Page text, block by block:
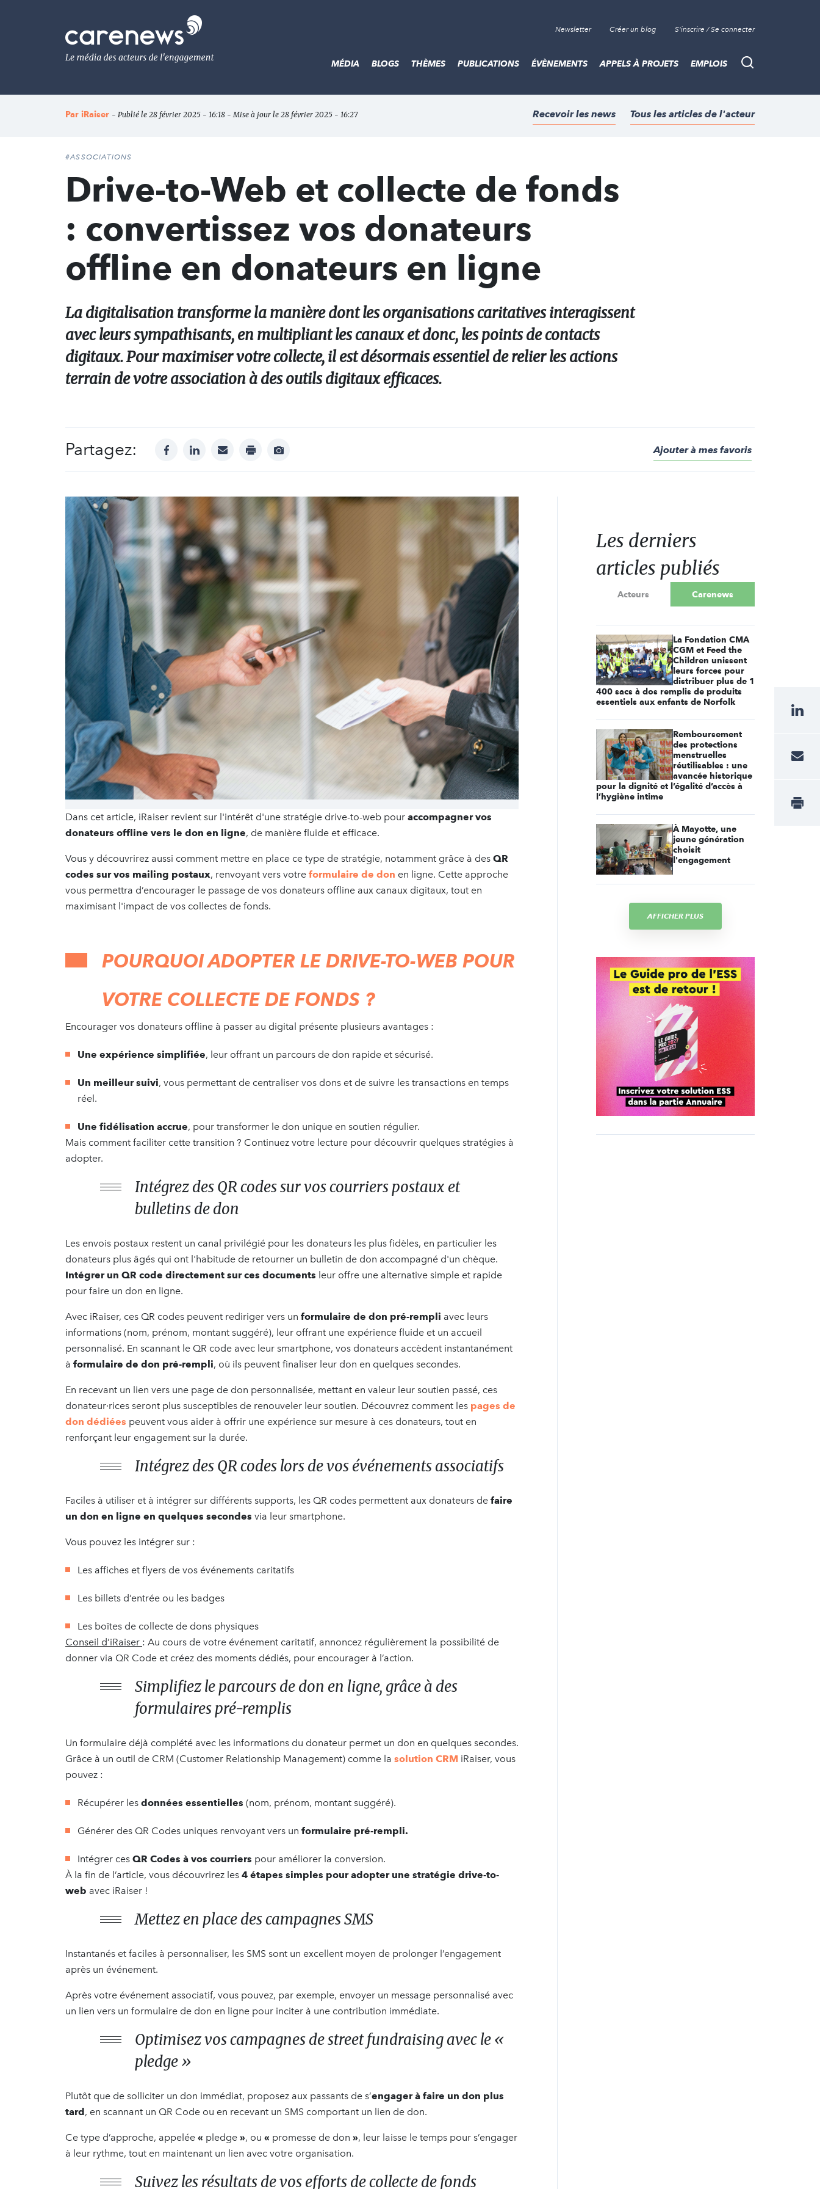
Le
média
de
l'engagement
Newsletter Créer un blog S'inscrire / Se connecter
Recherche
MÉDIA BLOGS THÈMES PUBLICATIONS ÉVÈNEMENTS APPELS À PROJETS EMPLOIS
Par iRaiser - Publié le 28 février 2025 - 16:18 - Mise à jour le 28 février 2025 - 16:27 Recevoir les news Tous les articles de l'acteur
#ASSOCIATIONS
Drive-to-Web et collecte de fonds
: convertissez vos donateurs
offline en donateurs en ligne
La digitalisation transforme la manière dont les organisations caritatives interagissent
avec leurs sympathisants, en multipliant les canaux et donc, les points de contacts
digitaux. Pour maximiser votre collecte, il est désormais essentiel de relier les actions
terrain de votre association à des outils digitaux efficaces.
Partagez: facebooklinkedinmail print
Afficher
Ajouter à mes favoris
Dans cet article, iRaiser revient sur l'intérêt d'une stratégie drive-to-web pour accompagner vos
donateurs offline vers le don en ligne, de manière fluide et efficace.
Vous y découvrirez aussi comment mettre en place ce type de stratégie, notamment grâce à des QR
codes sur vos mailing postaux, renvoyant vers votre formulaire de don en ligne. Cette approche
vous permettra d’encourager le passage de vos donateurs offline aux canaux digitaux, tout en
maximisant l'impact de vos collectes de fonds.
POURQUOI ADOPTER LE DRIVE-TO-WEB POUR
VOTRE COLLECTE DE FONDS ?
Encourager vos donateurs offline à passer au digital présente plusieurs avantages :
Une expérience simplifiée, leur offrant un parcours de don rapide et sécurisé.
Un meilleur suivi, vous permettant de centraliser vos dons et de suivre les transactions en temps
réel.
Une fidélisation accrue, pour transformer le don unique en soutien régulier.
Mais comment faciliter cette transition ? Continuez votre lecture pour découvrir quelques stratégies à
adopter.
Intégrez des QR codes sur vos courriers postaux et
bulletins de don
Les envois postaux restent un canal privilégié pour les donateurs les plus fidèles, en particulier les
donateurs plus âgés qui ont l'habitude de retourner un bulletin de don accompagné d'un chèque.
Intégrer un QR code directement sur ces documents leur offre une alternative simple et rapide
pour faire un don en ligne.
Avec iRaiser, ces QR codes peuvent rediriger vers un formulaire de don pré-rempli avec leurs
informations (nom, prénom, montant suggéré), leur offrant une expérience fluide et un accueil
personnalisé. En scannant le QR code avec leur smartphone, vos donateurs accèdent instantanément
à formulaire de don pré-rempli, où ils peuvent finaliser leur don en quelques secondes.
En recevant un lien vers une page de don personnalisée, mettant en valeur leur soutien passé, ces
donateur·rices seront plus susceptibles de renouveler leur soutien. Découvrez comment les pages de
don dédiées peuvent vous aider à offrir une expérience sur mesure à ces donateurs, tout en
renforçant leur engagement sur la durée.
Intégrez des QR codes lors de vos événements associatifs
Faciles à utiliser et à intégrer sur différents supports, les QR codes permettent aux donateurs de faire
un don en ligne en quelques secondes via leur smartphone.
Vous pouvez les intégrer sur :
Les affiches et flyers de vos événements caritatifs
Les billets d’entrée ou les badges
Les boîtes de collecte de dons physiques
Conseil d’iRaiser : Au cours de votre événement caritatif, annoncez régulièrement la possibilité de
donner via QR Code et créez des moments dédiés, pour encourager à l’action.
Simplifiez le parcours de don en ligne, grâce à des
formulaires pré-remplis
Un formulaire déjà complété avec les informations du donateur permet un don en quelques secondes.
Grâce à un outil de CRM (Customer Relationship Management) comme la solution CRM iRaiser, vous
pouvez :
Récupérer les données essentielles (nom, prénom, montant suggéré).
Générer des QR Codes uniques renvoyant vers un formulaire pré-rempli.
Intégrer ces QR Codes à vos courriers pour améliorer la conversion.
À la fin de l’article, vous découvrirez les 4 étapes simples pour adopter une stratégie drive-to-
web avec iRaiser !
Mettez en place des campagnes SMS
Instantanés et faciles à personnaliser, les SMS sont un excellent moyen de prolonger l’engagement
après un événement.
Après votre événement associatif, vous pouvez, par exemple, envoyer un message personnalisé avec
un lien vers un formulaire de don en ligne pour inciter à une contribution immédiate.
Optimisez vos campagnes de street fundraising avec le «
pledge »
Plutôt que de solliciter un don immédiat, proposez aux passants de s’engager à faire un don plus
tard, en scannant un QR Code ou en recevant un SMS comportant un lien de don.
Ce type d’approche, appelée « pledge », ou « promesse de don », leur laisse le temps pour s’engager
à leur rythme, tout en maintenant un lien avec votre organisation.
Suivez les résultats de vos efforts de collecte de fonds
Les derniers
articles publiés
Acteurs Carenews
La Fondation CMA
CGM et Feed the
Children unissent
leurs forces pour
distribuer plus de 1
400 sacs à dos remplis de produits
essentiels aux enfants de Norfolk
Remboursement
des protections
menstruelles
réutilisables : une
avancée historique
pour la dignité et l’égalité d’accès à
l’hygiène intime
À Mayotte, une
jeune génération
choisit
l'engagement
AFFICHER PLUS